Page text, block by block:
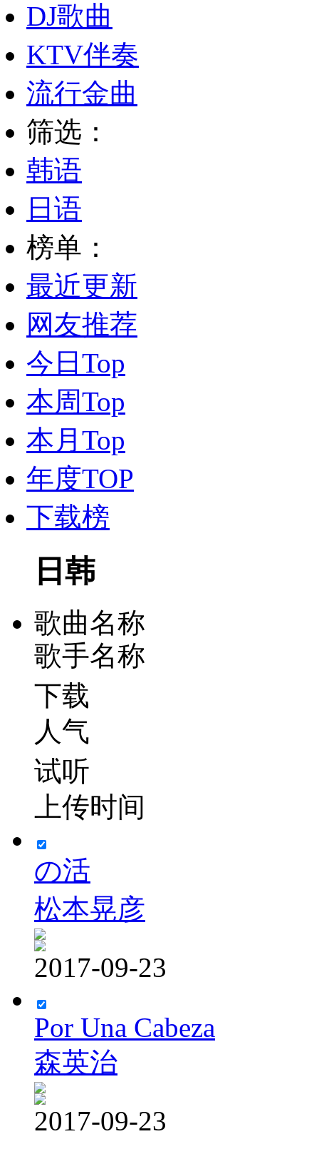
DJ歌曲
KTV伴奏
流行金曲
筛选：
韩语
日语
榜单：
最近更新
网友推荐
今日Top
本周Top
本月Top
年度TOP
下载榜
日韩
歌曲名称
歌手名称
下载
人气
试听
上传时间
の活
松本晃彦
2017-09-23
Por Una Cabeza
森英治
2017-09-23